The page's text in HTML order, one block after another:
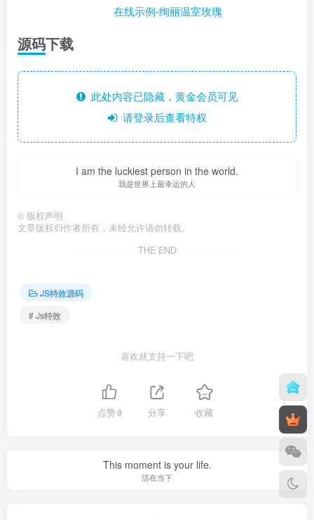
在线示例-绚丽温室玫瑰
源码下载
此处内容已隐藏，黄金会员可见
请登录后查看特权
I am the luckiest person in the world.
我是世界上最幸运的人
© 版权声明
文章版权归作者所有，未经允许请勿转载。
THE END
JS特效源码
# Js特效
喜欢就支持一下吧
点赞8 分享 收藏
This moment is your life.
活在当下